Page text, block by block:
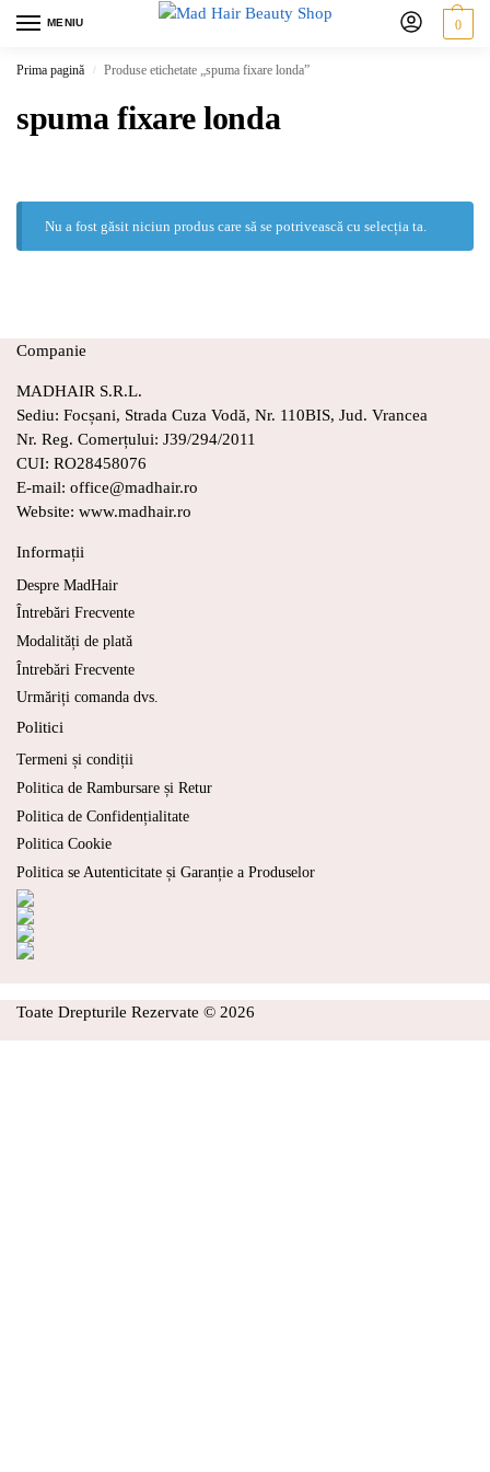
MENIU 0
Prima pagină / Produse etichetate „spuma fixare londa”
spuma fixare londa
Nu a fost găsit niciun produs care să se potrivească cu selecția ta.
Companie
MADHAIR S.R.L.
Sediu: Focșani, Strada Cuza Vodă, Nr. 110BIS, Jud. Vrancea
Nr. Reg. Comerțului: J39/294/2011
CUI: RO28458076
E-mail: office@madhair.ro
Website: www.madhair.ro
Informații
Despre MadHair
Întrebări Frecvente
Modalități de plată
Întrebări Frecvente
Urmăriți comanda dvs.
Politici
Termeni și condiții
Politica de Rambursare și Retur
Politica de Confidențialitate
Politica Cookie
Politica se Autenticitate și Garanție a Produselor
Toate Drepturile Rezervate © 2026